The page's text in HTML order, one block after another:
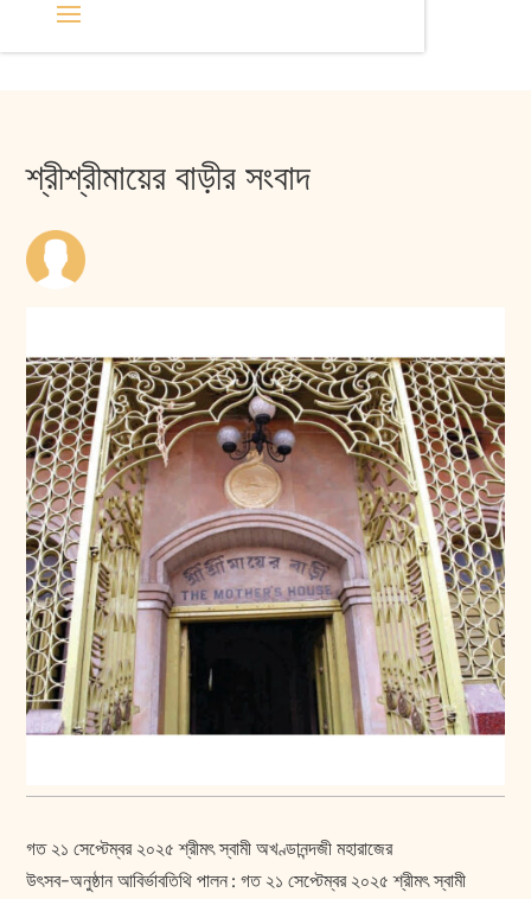
শ্রীশ্রীমায়ের বাড়ীর সংবাদ
গত ২১ সেপ্টেম্বর ২০২৫ শ্রীমৎ স্বামী অখণ্ডানন্দজী মহারাজের
উৎসব-অনুষ্ঠান আবির্ভাবতিথি পালন : গত ২১ সেপ্টেম্বর ২০২৫ শ্রীমৎ স্বামী